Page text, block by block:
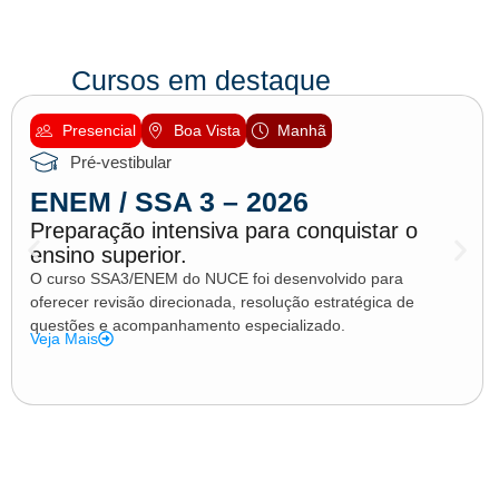
Cursos em destaque
Presencial Boa Vista Manhã
Pré-vestibular
ENEM / SSA 3 – 2026
Preparação intensiva para conquistar o
ensino superior.
O curso SSA3/ENEM do NUCE foi desenvolvido para
oferecer revisão direcionada, resolução estratégica de
questões e acompanhamento especializado.
Veja Mais